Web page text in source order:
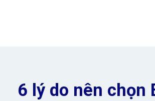
6 lý do nên chọn